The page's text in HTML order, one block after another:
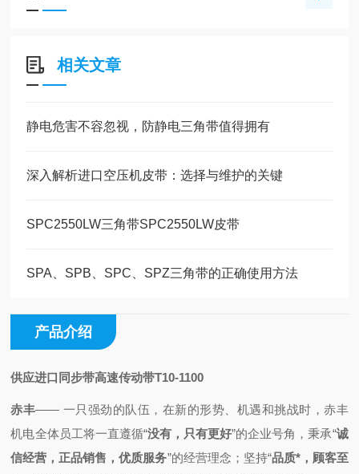
相关文章
静电危害不容忽视，防静电三角带值得拥有
深入解析进口空压机皮带：选择与维护的关键
SPC2550LW三角带SPC2550LW皮带
SPA、SPB、SPC、SPZ三角带的正确使用方法
产品介绍
供应进口同步带高速传动带T10-1100
赤丰—— 一只强劲的队伍， 在新的形势、机遇和挑战时，赤丰
机电全体员工将一直遵循“没有，只有更好”的企业号角，秉承“诚
信经营，正品销售，优质服务”的经营理念； 坚持“品质*，顾客至